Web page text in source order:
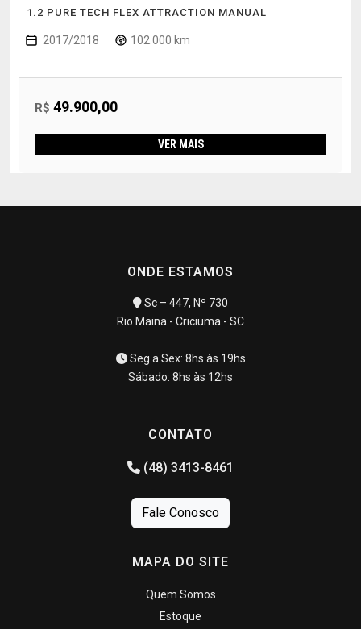
1.2 PURE TECH FLEX ATTRACTION MANUAL
2017/2018 102.000 km
R$ 49.900,00
VER MAIS
ONDE ESTAMOS
Sc – 447, Nº 730
Rio Maina - Criciuma - SC
Seg a Sex: 8hs às 19hs
Sábado: 8hs às 12hs
CONTATO
(48) 3413-8461
Fale Conosco
MAPA DO SITE
Quem Somos
Estoque